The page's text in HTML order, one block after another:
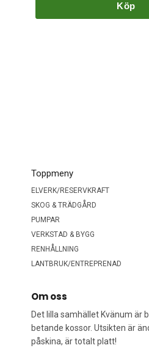
Köp
Toppmeny
ELVERK/RESERVKRAFT
SKOG & TRÄDGÅRD
PUMPAR
VERKSTAD & BYGG
RENHÅLLNING
LANTBRUK/ENTREPRENAD
Om oss
Det lilla samhället Kvänum är
betande kossor. Utsikten är
påskina, är totalt platt!